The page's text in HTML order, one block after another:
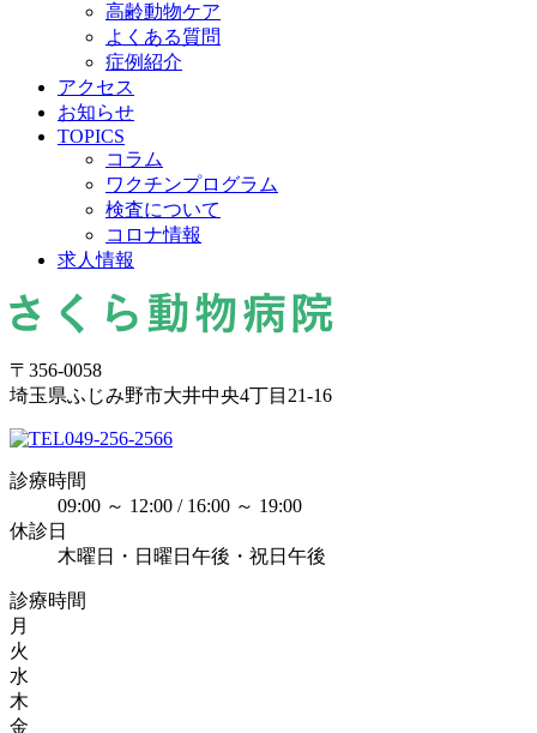
高齢動物ケア
よくある質問
症例紹介
アクセス
お知らせ
TOPICS
コラム
ワクチンプログラム
検査について
コロナ情報
求人情報
〒356-0058
埼玉県ふじみ野市大井中央4丁目21-16
049-256-2566
診療時間
09:00 ～ 12:00 / 16:00 ～ 19:00
休診日
木曜日・日曜日午後・祝日午後
診療時間
月
火
水
木
金